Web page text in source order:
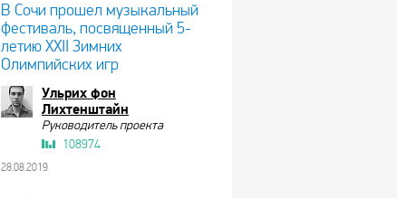
В Сочи прошел музыкальный
фестиваль, посвященный 5-
летию XXII Зимних
Олимпийских игр
Ульрих фон
Лихтенштайн
Руководитель проекта
108974
28.08.2019